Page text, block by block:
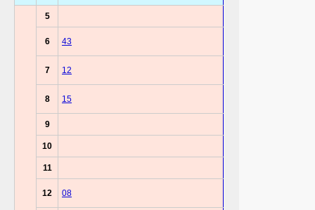
5
6 43
7 12
8 15
9
10
11
12 08